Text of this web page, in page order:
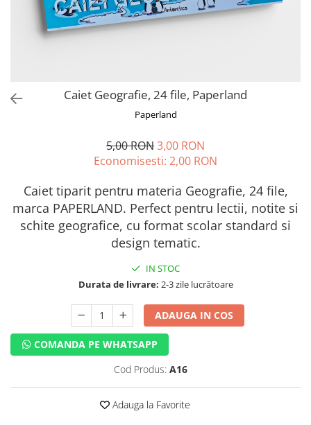
Caiet Geografie, 24 file, Paperland
Paperland
5,00 RON3,00 RON
Economisesti: 2,00 RON
Caiet tiparit pentru materia Geografie, 24 file,
marca PAPERLAND. Perfect pentru lectii, notite si
schite geografice, cu format scolar standard si
design tematic.
IN STOC
Durata de livrare: 2-3 zile lucrătoare
ADAUGA IN COS
COMANDA PE WHATSAPP
Cod Produs: A16
Adauga la Favorite